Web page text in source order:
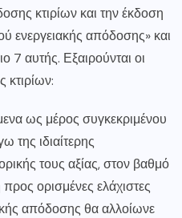
κτιρίων και την έκδοση
ενεργειακής απόδοσης» και
7 αυτής. Εξαιρούνται οι
κτιρίων:
ως μέρος συγκεκριμένου
της ιδιαίτερης
τους αξίας, στον βαθμό
ορισμένες ελάχιστες
απόδοσης θα αλλοίωνε